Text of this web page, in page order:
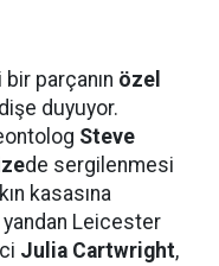
parçanın özel
duyuyor.
Steve
de sergilenmesi
kasasına
yandan Leicester
Julia Cartwright,